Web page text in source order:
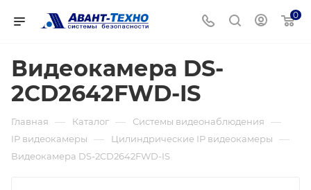
0
Видеокамера DS-
2CD2642FWD-IS
Главная — Каталог — Системы видеонаблюдения —
IP видеокамеры — Цилиндрические IP видеокамеры —
Видеокамера DS-2CD2642FWD-IS